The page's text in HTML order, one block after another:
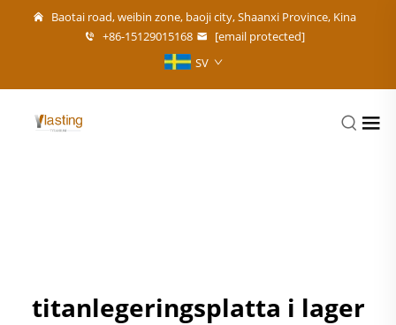
Baotai road, weibin zone, baoji city, Shaanxi Province, Kina
+86-15129015168
[email protected]
SV
titanlegeringsplatta i lager